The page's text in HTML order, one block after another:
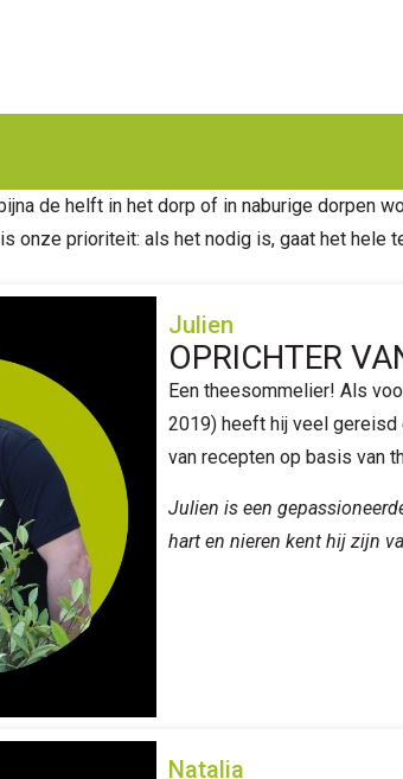
de helft in het dorp of in naburige dorpen
onze prioriteit: als het nodig is, gaat het hele
Julien
OPRICHTER
Een theesommelier! Als
2019) heeft hij veel gereisd
van recepten op basis van
Julien is een
hart en nieren kent hij zijn
Natalia